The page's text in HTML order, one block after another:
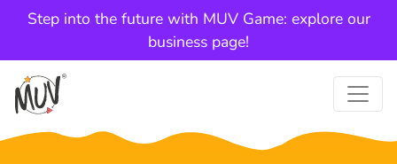
Step into the future with MUV Game: explore our
business page!